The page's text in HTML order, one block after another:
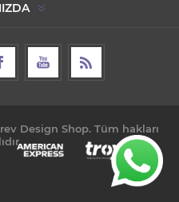
Design Shop. Tüm hakları